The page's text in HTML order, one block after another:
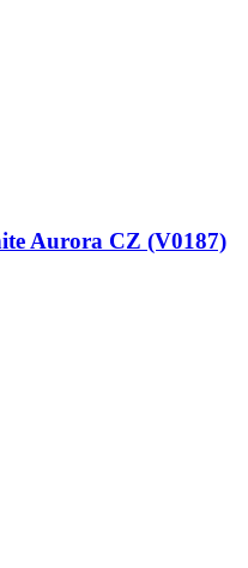
Aurora CZ (V0187)